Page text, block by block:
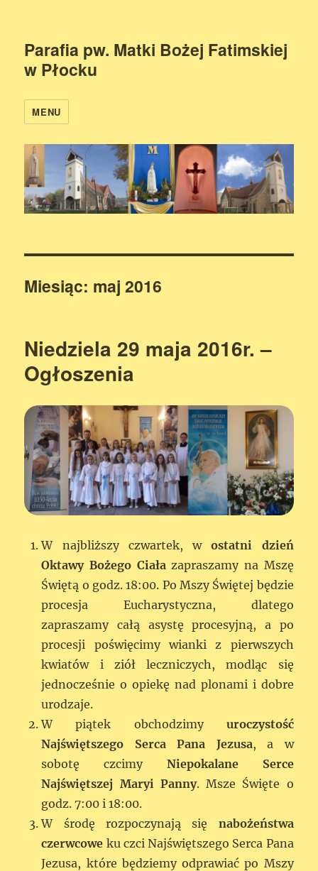
Parafia pw. Matki Bożej Fatimskiej
w Płocku
MENU
Miesiąc: maj 2016
Niedziela 29 maja 2016r. –
Ogłoszenia
W najbliższy czwartek, wostatni dzień
Oktawy Bożego Ciała zapraszamy na Mszę
Świętą o godz. 18:00. Po Mszy Świętej będzie
procesja Eucharystyczna, dlatego
zapraszamy całą asystę procesyjną, a po
procesji poświęcimy wianki z pierwszych
kwiatów i ziół leczniczych, modląc się
jednocześnie o opiekę nad plonami i dobre
urodzaje.
W piątek obchodzimy uroczystość
Najświętszego Serca Pana Jezusa, a w
sobotę czcimy Niepokalane Serce
Najświętszej Maryi Panny. Msze Święte o
godz. 7:00 i 18:00.
W środę rozpoczynają się nabożeństwa
czerwcowe ku czci Najświętszego Serca Pana
Jezusa, które będziemy odprawiać po Mszy